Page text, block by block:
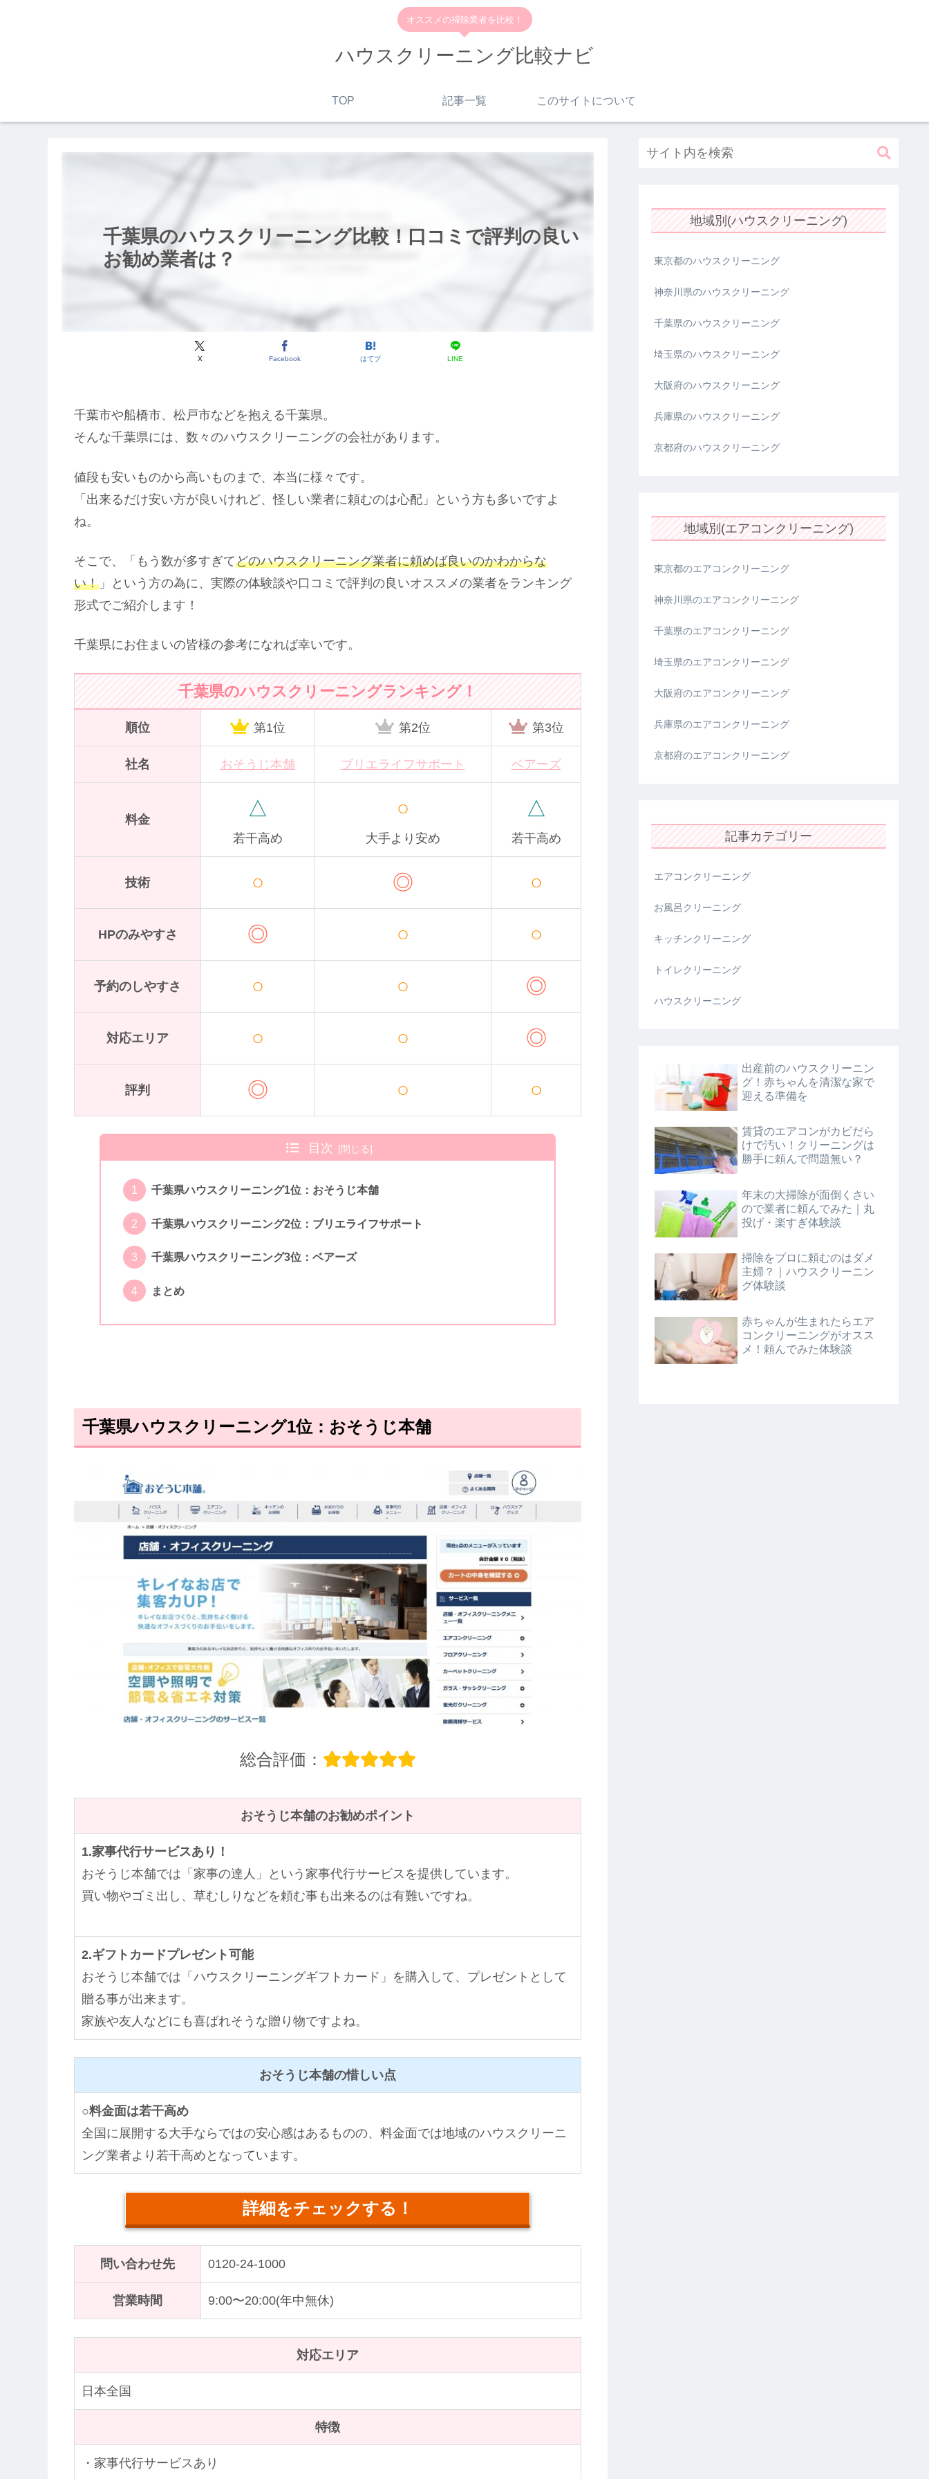
オススメの掃除業者を比較！
ハウスクリーニング比較ナビ
TOP 記事一覧 このサイトについて
千葉県のハウスクリーニング比較！口コミで評判の良い
お勧め業者は？
X Facebook はてブ LINE
千葉市や船橋市、松戸市などを抱える千葉県。
そんな千葉県には、数々のハウスクリーニングの会社があります。
値段も安いものから高いものまで、本当に様々です。
「出来るだけ安い方が良いけれど、怪しい業者に頼むのは心配」という方も多いですよ
ね。
そこで、「もう数が多すぎてどのハウスクリーニング業者に頼めば良いのかわからな
い！ 」という方の為に、実際の体験談や口コミで評判の良いオススメの業者をランキング
形式でご紹介します！
千葉県にお住まいの皆様の参考になれば幸いです。
千葉県のハウスクリーニングランキング！
順位 第1位 第2位 第3位
社名 おそうじ本舗 ブリエライフサポート ベアーズ
料金 △
若干高め
○
大手より安め
△
若干高め
技術 ○ ◎ ○
HPのみやすさ ◎ ○ ○
予約のしやすさ ○ ○ ◎
対応エリア ○ ○ ◎
評判 ◎ ○ ○
目次
千葉県ハウスクリーニング1位：おそうじ本舗
千葉県ハウスクリーニング2位：ブリエライフサポート
千葉県ハウスクリーニング3位：ベアーズ
まとめ
千葉県ハウスクリーニング1位：おそうじ本舗
総合評価：
おそうじ本舗のお勧めポイント
1.家事代行サービスあり！
おそうじ本舗では「家事の達人」という家事代行サービスを提供しています。
買い物やゴミ出し、草むしりなどを頼む事も出来るのは有難いですね。
2.ギフトカードプレゼント可能
おそうじ本舗では「ハウスクリーニングギフトカード」を購入して、プレゼントとして
贈る事が出来ます。
家族や友人などにも喜ばれそうな贈り物ですよね。
おそうじ本舗の惜しい点
○料金面は若干高め
全国に展開する大手ならではの安心感はあるものの、料金面では地域のハウスクリーニ
ング業者より若干高めとなっています。
詳細をチェックする！
問い合わせ先 0120-24-1000
営業時間 9:00〜20:00(年中無休)
対応エリア
日本全国
特徴
・家事代行サービスあり
地域別(ハウスクリーニング)
東京都のハウスクリーニング
神奈川県のハウスクリーニング
千葉県のハウスクリーニング
埼玉県のハウスクリーニング
大阪府のハウスクリーニング
兵庫県のハウスクリーニング
京都府のハウスクリーニング
地域別(エアコンクリーニング)
東京都のエアコンクリーニング
神奈川県のエアコンクリーニング
千葉県のエアコンクリーニング
埼玉県のエアコンクリーニング
大阪府のエアコンクリーニング
兵庫県のエアコンクリーニング
京都府のエアコンクリーニング
記事カテゴリー
エアコンクリーニング
お風呂クリーニング
キッチンクリーニング
トイレクリーニング
ハウスクリーニング
出産前のハウスクリーニン
グ！赤ちゃんを清潔な家で
迎える準備を
賃貸のエアコンがカビだら
けで汚い！クリーニングは
勝手に頼んで問題無い？
年末の大掃除が面倒くさい
ので業者に頼んでみた｜丸
投げ・楽すぎ体験談
掃除をプロに頼むのはダメ
主婦？｜ハウスクリーニン
グ体験談
赤ちゃんが生まれたらエア
コンクリーニングがオスス
メ！頼んでみた体験談